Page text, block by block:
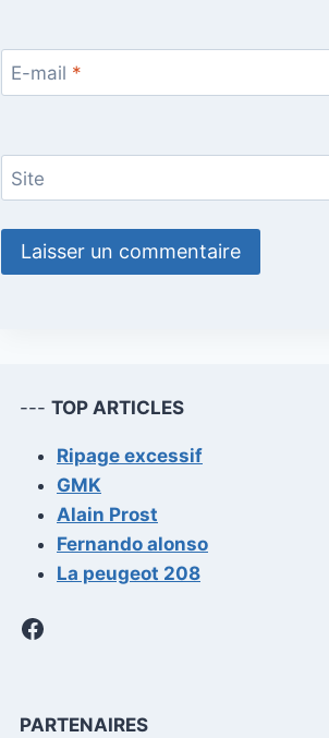
E-mail *
Site
--- TOP ARTICLES
Ripage excessif
GMK
Alain Prost
Fernando alonso
La peugeot 208
Facebook
PARTENAIRES